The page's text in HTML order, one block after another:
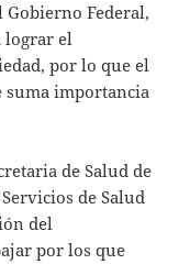
Federal,
lograr el
por lo que el
importancia
de Salud de
de Salud
del
por los que